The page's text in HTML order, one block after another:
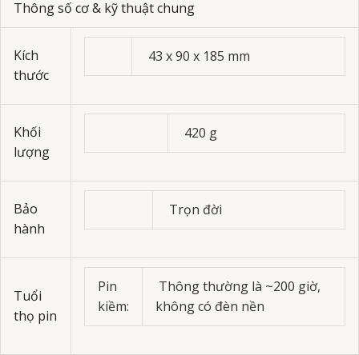
Thông số cơ & kỹ thuật chung
Kích
thước
43 x 90 x 185 mm
Khối
lượng
420 g
Bảo
hành
Trọn đời
Tuổi
thọ pin
Pin
kiềm:
Thông thường là ~200 giờ,
không có đèn nền